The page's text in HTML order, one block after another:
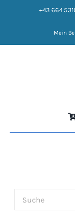
+43 664
Mein